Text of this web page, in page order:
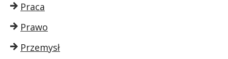
Praca
Prawo
Przemysł